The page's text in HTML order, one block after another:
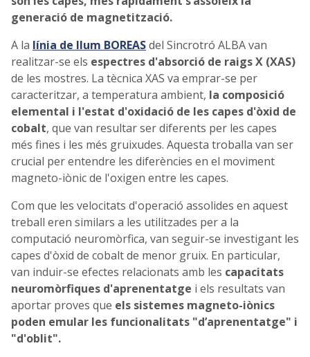
generació de magnetització.
A la línia de llum BOREASdel Sincrotró ALBA van
realitzar-se els espectres d'absorció de raigs X (XAS)
de les mostres. La tècnica XAS va emprar-se per
caracteritzar, a temperatura ambient, la composició
elemental i l'estat d'oxidació de les capes d'òxid de
cobalt, que van resultar ser diferents per les capes
més fines i les més gruixudes. Aquesta troballa van ser
crucial per entendre les diferències en el moviment
magneto-iònic de l'oxigen entre les capes.
Com que les velocitats d'operació assolides en aquest
treball eren similars a les utilitzades per a la
computació neuromòrfica, van seguir-se investigant les
capes d'òxid de cobalt de menor gruix. En particular,
van induir-se efectes relacionats amb les capacitats
neuromòrfiques d'aprenentatge i els resultats van
aportar proves que els sistemes magneto-iònics
poden emular les funcionalitats "d’aprenentatge" i
"d'oblit".